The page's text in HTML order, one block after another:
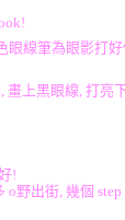
眼線筆為眼影打
畫上黑眼線, 打亮
!
野出街, 幾個